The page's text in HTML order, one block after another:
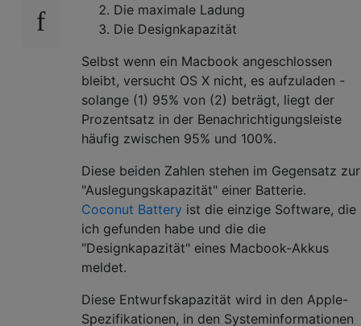
Die maximale Ladung
Die Designkapazität
Selbst wenn ein Macbook angeschlossen
bleibt, versucht OS X nicht, es aufzuladen -
solange (1) 95% von (2) beträgt, liegt der
Prozentsatz in der Benachrichtigungsleiste
häufig zwischen 95% und 100%.
Diese beiden Zahlen stehen im Gegensatz zur
"Auslegungskapazität" einer Batterie.
Coconut Battery ist die einzige Software, die
ich gefunden habe und die die
"Designkapazität" eines Macbook-Akkus
meldet.
Diese Entwurfskapazität wird in den Apple-
Spezifikationen, in den Systeminformationen